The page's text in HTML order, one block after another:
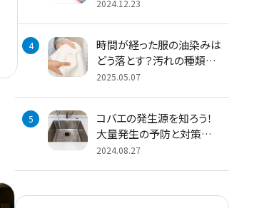
2024.12.23
時間が経った服の油染みは
どう落とす？汚れの種類や
応急処置なども紹介
2025.05.07
コバエの発生源を知ろう！
大量発生の予防と対策方
法
2024.08.27